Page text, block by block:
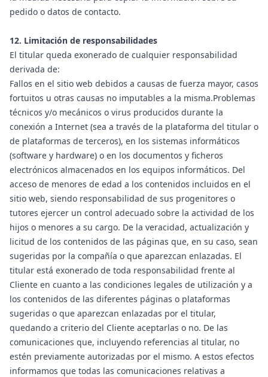
pedido o datos de contacto.
12. Limitación de responsabilidades
El titular queda exonerado de cualquier responsabilidad
derivada de:
Fallos en el sitio web debidos a causas de fuerza mayor, casos
fortuitos u otras causas no imputables a la misma.Problemas
técnicos y/o mecánicos o virus producidos durante la
conexión a Internet (sea a través de la plataforma del titular o
de plataformas de terceros), en los sistemas informáticos
(software y hardware) o en los documentos y ficheros
electrónicos almacenados en los equipos informáticos. Del
acceso de menores de edad a los contenidos incluidos en el
sitio web, siendo responsabilidad de sus progenitores o
tutores ejercer un control adecuado sobre la actividad de los
hijos o menores a su cargo. De la veracidad, actualización y
licitud de los contenidos de las páginas que, en su caso, sean
sugeridas por la compañía o que aparezcan enlazadas. El
titular está exonerado de toda responsabilidad frente al
Cliente en cuanto a las condiciones legales de utilización y a
los contenidos de las diferentes páginas o plataformas
sugeridas o que aparezcan enlazadas por el titular,
quedando a criterio del Cliente aceptarlas o no. De las
comunicaciones que, incluyendo referencias al titular, no
estén previamente autorizadas por el mismo. A estos efectos
informamos que todas las comunicaciones relativas a